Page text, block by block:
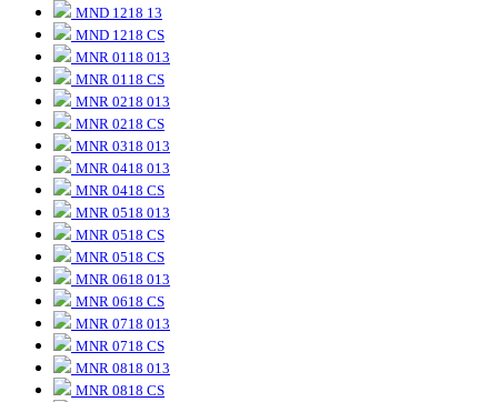
MND 1218 13
MND 1218 CS
MNR 0118 013
MNR 0118 CS
MNR 0218 013
MNR 0218 CS
MNR 0318 013
MNR 0418 013
MNR 0418 CS
MNR 0518 013
MNR 0518 CS
MNR 0518 CS
MNR 0618 013
MNR 0618 CS
MNR 0718 013
MNR 0718 CS
MNR 0818 013
MNR 0818 CS